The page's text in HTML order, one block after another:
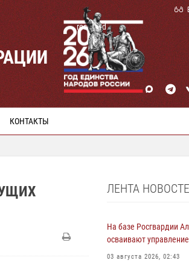
rosguard
КОНТАКТЫ
ЛЕНТА
На базе Росгвардии
осваивают
03 августа 2026, 02:43